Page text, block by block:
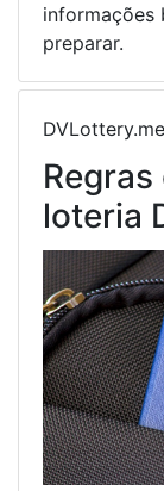
informações
preparar.
DVLottery.me
loteria